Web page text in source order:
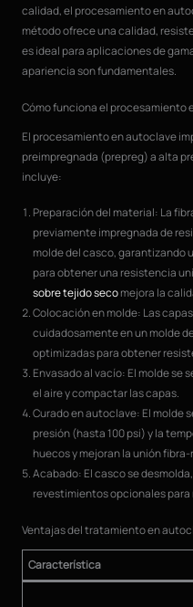
calidad, el procesamiento en
método ofrece una calidad,
es ideal para aplicaciones de
apariencia son fundamentales.
Cómo funciona el procesamiento
El procesamiento en autoclave
preimpregnada (prepreg) a alta
incluye:
Preparación del material: La
previamente impregnada de
molde del casco, garantizando
para obtener una resistencia
sobre tejido secomejora la
Colocación en molde: Las
cuidadosamente en un molde
optimizadas para obtener
Envasado al vacío: El molde se
el aire y compactar las capas.
Curado en autoclave: El molde
presión (hasta 100 psi) y la
huecos y mejoran la unión
Acabado: El casco se
revestimientos opcionales
Ventajas del tratamiento en
Característica